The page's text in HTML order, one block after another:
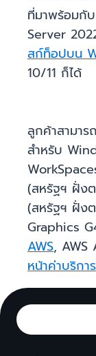
ที่มาพร้อมกั
Server
สก์ท็อปบน
10/11 ก็ได้
ลูกค้าสามา
สำหรับ
(สหรัฐฯ ฝั่ง
(สหรัฐฯ ฝั่งต
Graphics
AWS, AWS
หน้าค่าบริก